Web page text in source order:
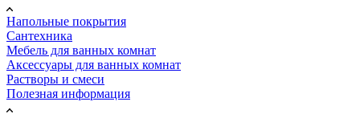
Напольные покрытия
Сантехника
Мебель для ванных комнат
Аксессуары для ванных комнат
Растворы и смеси
Полезная информация